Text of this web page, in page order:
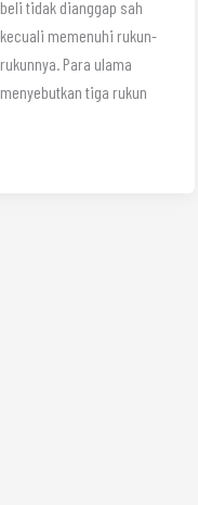
beli tidak dianggap sah
kecuali memenuhi rukun-
rukunnya. Para ulama
menyebutkan tiga rukun